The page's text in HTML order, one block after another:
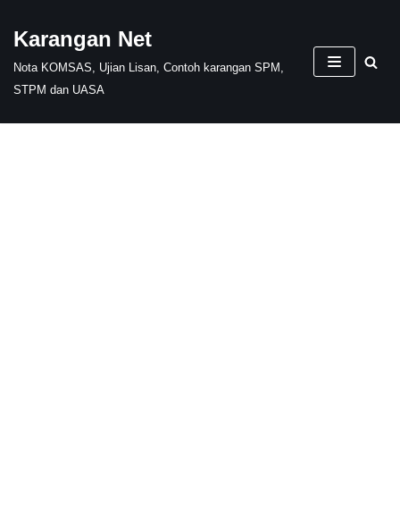
Skip
to
content
Karangan Net
Nota KOMSAS, Ujian Lisan, Contoh karangan SPM,
STPM dan UASA